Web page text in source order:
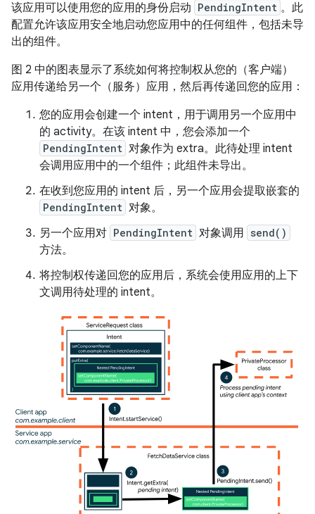
该应用可以使用您的应用的身份启动 PendingIntent 。此
配置允许该应用安全地启动您应用中的任何组件，包括未导
出的组件。
图 2 中的图表显示了系统如何将控制权从您的（客户端）
应用传递给另一个（服务）应用，然后再传递回您的应用：
您的应用会创建一个 intent，用于调用另一个应用中
的 activity。在该 intent 中，您会添加一个
PendingIntent 对象作为 extra。此待处理 intent
会调用应用中的一个组件；此组件未导出。
在收到您应用的 intent 后，另一个应用会提取嵌套的
PendingIntent 对象。
另一个应用对 PendingIntent 对象调用 send()
方法。
将控制权传递回您的应用后，系统会使用应用的上下
文调用待处理的 intent。